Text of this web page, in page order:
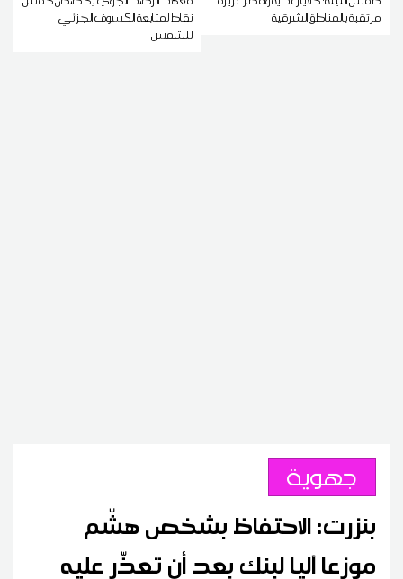
مرتقبة بالمناطق الشرقية
نقاط لمتابعة الكسوف الجزئي
للشمس
جهوية
بنزرت: الاحتفاظ بشخص هشّم
موزعا آليا لبنك بعد أن تعذّر عليه